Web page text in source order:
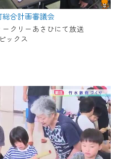
総合計画審議会
クリーあさひにて放送
ックス